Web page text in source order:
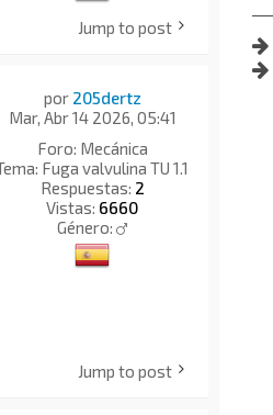
Jump to post
por 205dertz
Mar, Abr 14 2026, 05:41
Foro: Mecánica
Fuga valvulina TU 1.1
Respuestas: 2
Vistas: 6660
Género:
Jump to post